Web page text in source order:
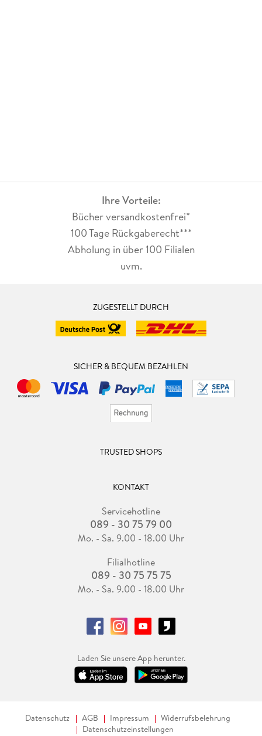
Ihre Vorteile:
Bücher versandkostenfrei*
100 Tage Rückgaberecht***
Abholung in über 100 Filialen
uvm.
ZUGESTELLT DURCH
SICHER & BEQUEM BEZAHLEN
TRUSTED SHOPS
KONTAKT
Servicehotline
089 - 30 75 79 00
Mo. - Sa. 9.00 - 18.00 Uhr
Filialhotline
089 - 30 75 75 75
Mo. - Sa. 9.00 - 18.00 Uhr
Laden Sie unsere App herunter.
Datenschutz AGB Impressum
Widerrufsbelehrung
Datenschutzeinstellungen